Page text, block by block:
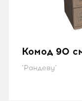
Комод 90
"Рандеву"